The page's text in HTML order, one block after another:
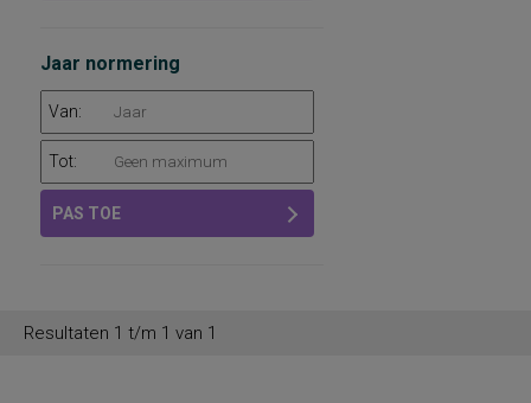
Jaar normering
Van:
Tot:
PAS TOE
Resultaten 1 t/m 1 van 1